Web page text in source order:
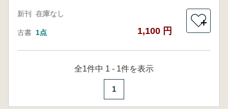
新刊 在庫なし
古書 1点 1,100 円
＋
全1件中 1 - 1件を表示
1